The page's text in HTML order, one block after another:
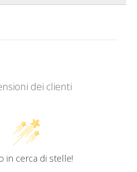
dei clienti
in cerca di stelle!